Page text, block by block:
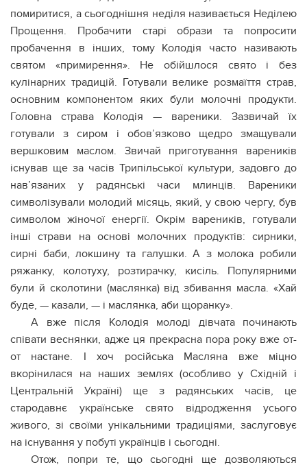
помиритися, а сьогоднішня неділя називається Неділею
Прощення. Пробачити старі образи та попросити
пробачення в інших, тому Колодія часто називають
святом «примирення». Не обійшлося свято і без
кулінарних традицій. Готували велике розмаїття страв,
основним компонентом яких були молочні продукти.
Головна страва Колодія — вареники. Зазвичай їх
готували з сиром і обов’язково щедро змащували
вершковим маслом. Звичай приготування вареників
існував ще за часів Трипільської культури, задовго до
нав’язаних у радянські часи млинців. Вареники
символізували молодий місяць, який, у свою чергу, був
символом жіночої енергії. Окрім вареників, готували
інші страви на основі молочних продуктів: сирники,
сирні баби, локшину та галушки. А з молока робили
ряжанку, колотуху, розтирачку, кисіль. Популярними
були й сколотини (маслянка) від збивання масла. «Хай
буде, — казали, — і маслянка, аби щоранку».
А вже після Колодія молоді дівчата починають
співати веснянки, адже ця прекрасна пора року вже от-
от настане. І хоч російська Масляна вже міцно
вкорінилася на наших землях (особливо у Східній і
Центральній Україні) ще з радянських часів, це
стародавнє українське свято відродження усього
живого, зі своїми унікальними традиціями, заслуговує
на існування у побуті українців і сьогодні.
Отож, попри те, що сьогодні ще дозволяються